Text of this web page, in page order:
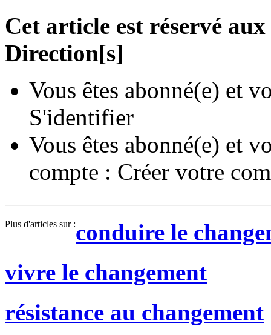
Cet article est réservé
Direction[s]
Vous êtes abonné(e) et
S'identifier
Vous êtes abonné(e) et
compte : Créer votre
Plus d'articles sur :conduire le
vivre le changement
résistance au changement